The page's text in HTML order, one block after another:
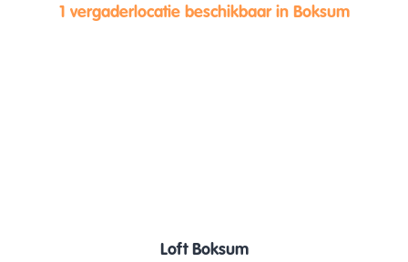
1 vergaderlocatie beschikbaar in Boksum
Loft Boksum